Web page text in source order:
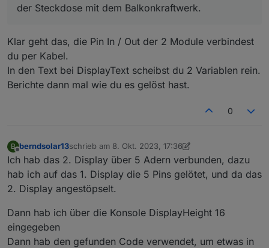
Daher hab ich im Script erstmal das Leerzeichen
zwischen der Variable und dem W für Watt
Ich plane eventuell 2 Displays übereinander zu
bauen.
Livewert der Steckdose mit dem Balkonkraftwerk.
der Steckdose mit dem Balkonkraftwerk.
Klar geht das, die Pin In / Out der 2 Module verbindest
du per Kabel.
In den Text bei DisplayText scheibst du 2 Variablen rein.
Berichte dann mal wie du es gelöst hast.
0
B
Offline
berndsolar13schrieb am 8. Okt. 2023, 17:36
zuletzt editiert von berndsolar13
Ich hab das 2. Display über 5 Adern verbunden, dazu
hab ich auf das 1. Display die 5 Pins gelötet, und da das
2. Display angestöpselt.
Dann hab ich über die Konsole DisplayHeight 16
eingegeben
Dann hab den gefunden Code verwendet, um etwas in